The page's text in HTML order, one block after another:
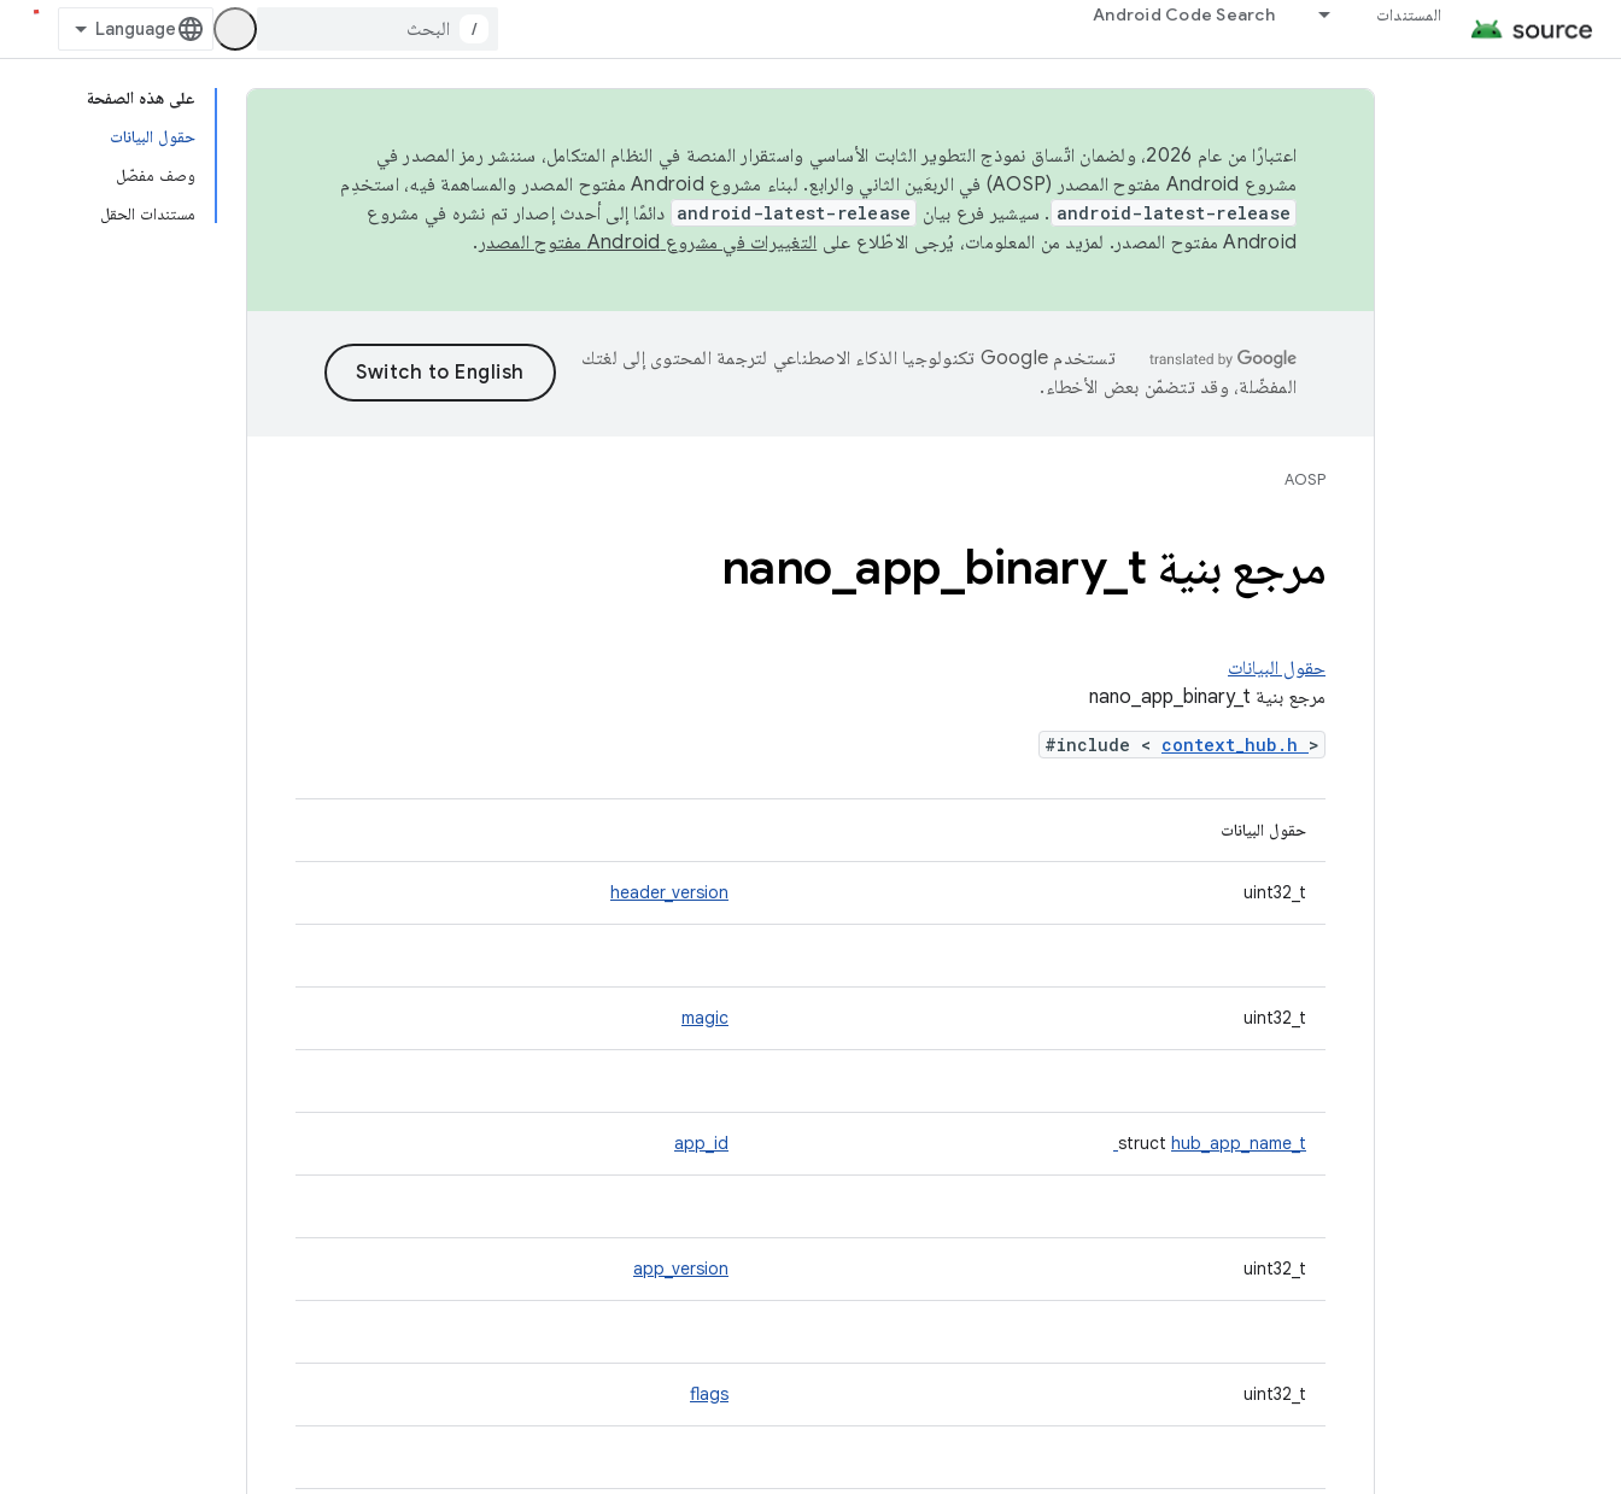
المستندات Android Code Search
/
على هذه الصفحة
حقول البيانات
وصف مفصّل
مستندات الحقل
اعتبارًا من عام 2026، ولضمان اتّساق نموذج التطوير الثابت الأساسي واستقرار المنصة في النظام المتكامل، سننشر رمز المصدر في
مشروع Android مفتوح المصدر (AOSP) في الربعَين الثاني والرابع. لبناء مشروع Android مفتوح المصدر والمساهمة فيه، استخدِم
android-latest-release . سيشير فرع بيان android-latest-release دائمًا إلى أحدث إصدار تم نشره في مشروع
Android مفتوح المصدر. لمزيد من المعلومات، يُرجى الاطّلاع على
التغييرات في مشروع Android مفتوح المصدر .
تستخدم Google تكنولوجيا الذكاء الاصطناعي لترجمة المحتوى إلى لغتك
المفضّلة، وقد تتضمّن بعض الأخطاء.
AOSP
مرجع بنية nano app binary_ t
حقول البيانات
مرجع بنية nano_app_binary_t
#include < context_hub.h >
حقول البيانات
uint32_t
header_version
uint32_t
magic
struct hub_app_name_t
app_id
uint32_t
app_version
uint32_t
flags